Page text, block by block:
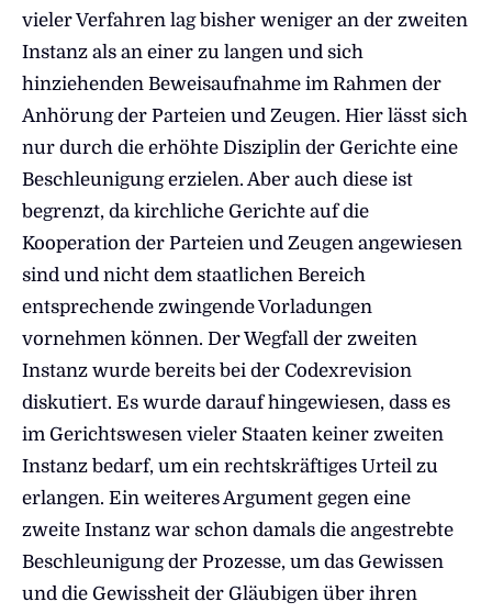
vieler Verfahren lag bisher weniger an der zweiten
Instanz als an einer zu langen und sich
hinziehenden Beweisaufnahme im Rahmen der
Anhörung der Parteien und Zeugen. Hier lässt sich
nur durch die erhöhte Disziplin der Gerichte eine
Beschleunigung erzielen. Aber auch diese ist
begrenzt, da kirchliche Gerichte auf die
Kooperation der Parteien und Zeugen angewiesen
sind und nicht dem staatlichen Bereich
entsprechende zwingende Vorladungen
vornehmen können. Der Wegfall der zweiten
Instanz wurde bereits bei der Codexrevision
diskutiert. Es wurde darauf hingewiesen, dass es
im Gerichtswesen vieler Staaten keiner zweiten
Instanz bedarf, um ein rechtskräftiges Urteil zu
erlangen. Ein weiteres Argument gegen eine
zweite Instanz war schon damals die angestrebte
Beschleunigung der Prozesse, um das Gewissen
und die Gewissheit der Gläubigen über ihren